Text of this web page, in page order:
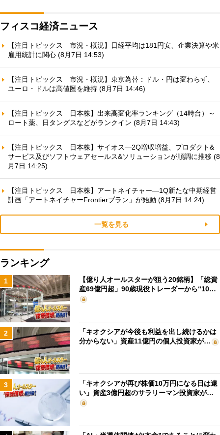
フィスコ経済ニュース
【注目トピックス 市況・概況】日経平均は181円安、企業決算や米
雇用統計に関心 (8月7日 14:53)
【注目トピックス 市況・概況】東京為替：ドル・円は変わらず、
ユーロ・ドルは高値圏を維持 (8月7日 14:46)
【注目トピックス 日本株】出来高変化率ランキング（14時台）～
ロート薬、日タングスなどがランクイン (8月7日 14:43)
【注目トピックス 日本株】サイオス—2Q増収増益、プロダクト&
サービス及びソフトウェアセールス&ソリューションが順調に推移 (8
月7日 14:25)
【注目トピックス 日本株】アートネイチャー—1Q新たな中期経営
計画「アートネイチャーFrontierプラン」が始動 (8月7日 14:24)
一覧を見る
ランキング
1
【億り人オールスターが狙う20銘柄】「総資
産69億円超」90歳現役トレーダーから“10…
2
「キオクシアが今後も利益を出し続けるかは
分からない」資産11億円の個人投資家が…
3
「キオクシアが再び株価10万円になる日は遠
い」資産3億円超のサラリーマン投資家が…